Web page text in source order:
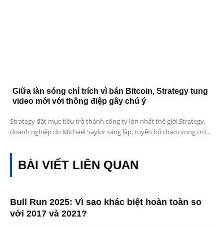
Giữa làn sóng chỉ trích vì bán Bitcoin, Strategy tung
video mới với thông điệp gây chú ý
Strategy đặt mục tiêu trở thành công ty lớn nhất thế giới Strategy,
doanh nghiệp do Michael Saylor sáng lập, tuyên bố tham vọng trở...
BÀI VIẾT LIÊN QUAN
Bull Run 2025: Vì sao khác biệt hoàn toàn so
với 2017 và 2021?